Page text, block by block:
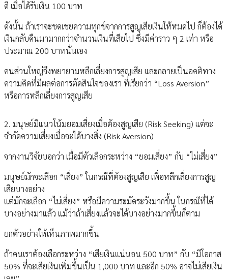
ดี เมื่อได้รับเงิน 100 บาท
ดังนั้น ถ้าเราจะชดเชยความทุกข์จากการสูญเสียเงินให้หมดไป ก็ต้องได้
เงินกลับคืนมามากกว่าจำนวนเงินที่เสียไป ซึ่งมีค่าราว ๆ 2 เท่า หรือ
ประมาณ 200 บาทนั่นเอง
คนส่วนใหญ่จึงพยายามหลีกเลี่ยงการสูญเสีย และกลายเป็นอคติทาง
ความคิดที่มีผลต่อการตัดสินใจของเรา ที่เรียกว่า “Loss Aversion”
หรือการหลีกเลี่ยงการสูญเสีย
2. มนุษย์มีแนวโน้มยอมเสี่ยงเมื่อต้องสูญเสีย (Risk Seeking) แต่จะ
จำกัดความเสี่ยงเมื่อจะได้บางสิ่ง (Risk Aversion)
จากงานวิจัยบอกว่า เมื่อมีตัวเลือกระหว่าง “ยอมเสี่ยง” กับ “ไม่เสี่ยง”
มนุษย์มักจะเลือก “เสี่ยง” ในกรณีที่ต้องสูญเสีย เพื่อหลีกเลี่ยงการสูญ
เสียบางอย่าง
แต่มักจะเลือก “ไม่เสี่ยง” หรือมีความระมัดระวังมากขึ้น ในกรณีที่ได้
บางอย่างมาแล้ว แม้ว่าถ้าเสี่ยงแล้วจะได้บางอย่างมากขึ้นก็ตาม
ยกตัวอย่างให้เห็นภาพมากขึ้น
ถ้าคนเราต้องเลือกระหว่าง “เสียเงินแน่นอน 500 บาท” กับ “มีโอกาส
50% ที่จะเสียเงินเพิ่มขึ้นเป็น 1,000 บาท และอีก 50% อาจไม่เสียเงิน